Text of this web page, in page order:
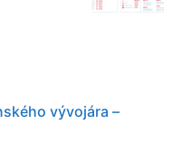
vývojára –